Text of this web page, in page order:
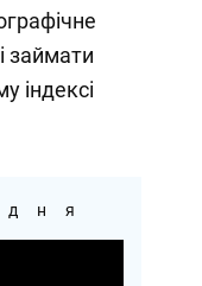
займати
індексі